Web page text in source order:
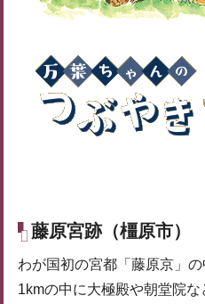
藤原宮跡（橿原市）
わが国初の宮都「藤原京」
1kmの中に大極殿や朝堂院